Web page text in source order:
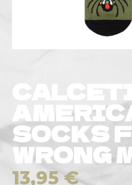
SOCKS
WRONG
13,95 €